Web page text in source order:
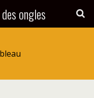
ongles